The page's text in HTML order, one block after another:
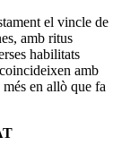
el vincle de
amb ritus
habilitats
amb
en allò que fa